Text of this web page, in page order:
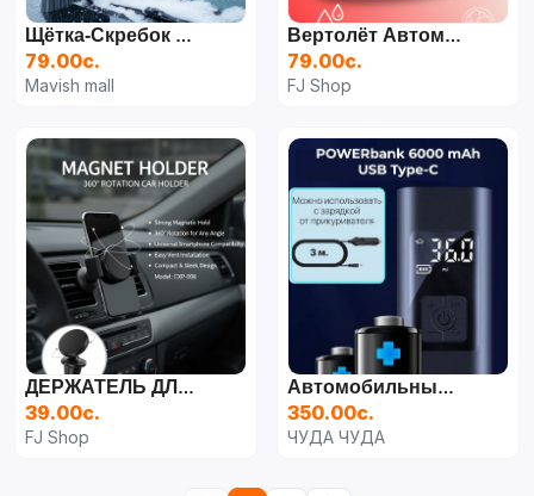
Щётка-Скребок Для Автомобиля
79.00с.
Mavish mall
Вертолёт Автомобильный Освежитель Воздуха
79.00с.
FJ Shop
ДЕРЖАТЕЛЬ ДЛЯ ТЕЛЕФОНА MAGNET HOLDER CXP-006
39.00с.
FJ Shop
Автомобильный Компрессор, Беспроводной Насос 3 В 1, Кабель 3 Метра
350.00с.
ЧУДА ЧУДА